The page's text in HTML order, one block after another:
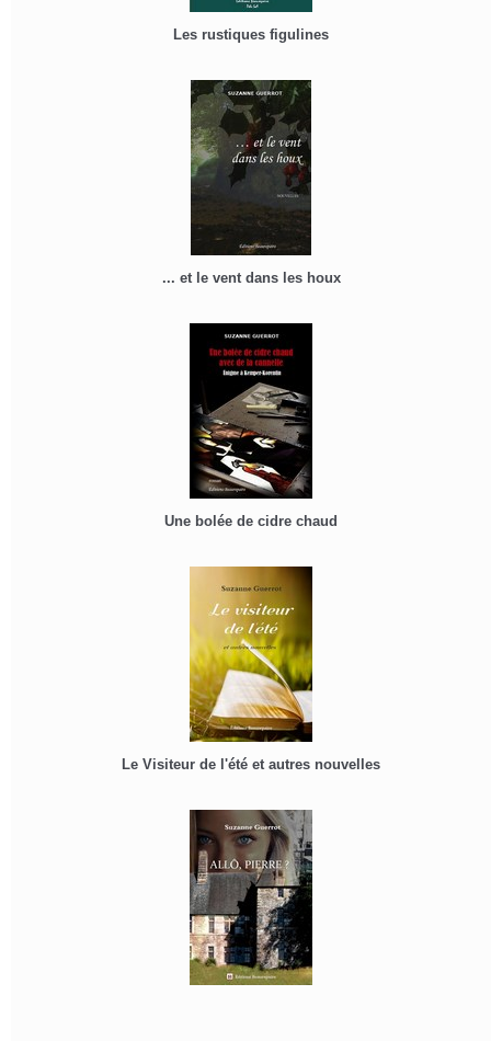
Les rustiques figulines
... et le vent dans les houx
Une bolée de cidre chaud
Le Visiteur de l'été et autres nouvelles